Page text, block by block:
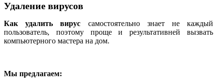
Удаление вирусов
Как удалить вирус самостоятельно знает не каждый
пользователь, поэтому проще и результативней вызвать
компьютерного мастера на дом.
Мы предлагаем: